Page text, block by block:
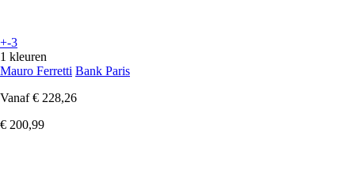
+-3
1 kleuren
Mauro Ferretti Bank Paris
Vanaf € 228,26
€ 200,99